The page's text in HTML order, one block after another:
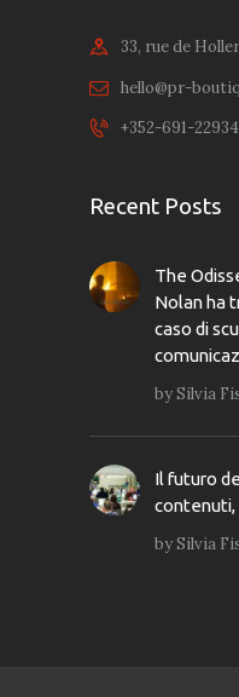
33, rue de
hello@pr-
+352-691-
Recent Posts
The
Nolan ha
caso di
bySilvia
Il futuro
contenuti,
bySilvia